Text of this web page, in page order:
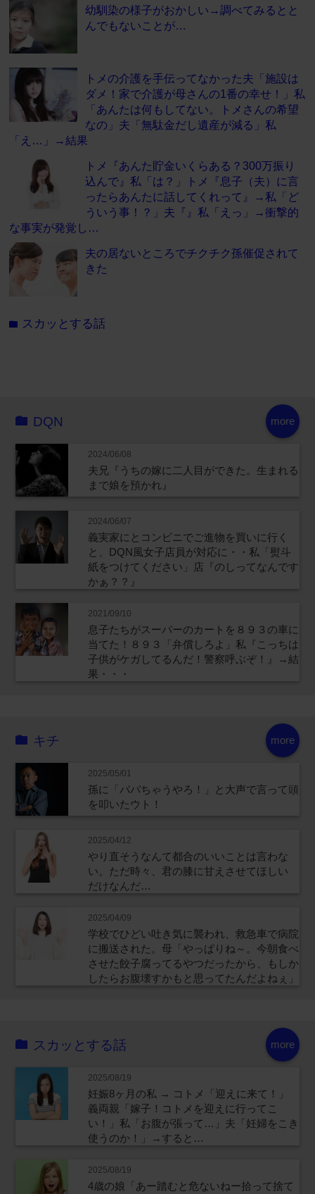
幼馴染の様子がおかしい→調べてみるとと
んでもないことが…
トメの介護を手伝ってなかった夫「施設は
ダメ！家で介護が母さんの1番の幸せ！」私
「あんたは何もしてない。トメさんの希望
なの」夫「無駄金だし遺産が減る」私
「え…」→結果
トメ『あんた貯金いくらある？300万振り
込んで』私「は？」トメ『息子（夫）に言
ったらあんたに話してくれって』→私「ど
ういう事！？」夫『』私「えっ」→衝撃的
な事実が発覚し…
夫の居ないところでチクチク孫催促されて
きた
folder スカッとする話
more
DQN
2024/06/08
夫兄『うちの嫁に二人目ができた。生まれる
まで娘を預かれ』
2024/06/07
義実家にとコンビニでご進物を買いに行く
と、DQN風女子店員が対応に・・私「熨斗
紙をつけてください」店『のしってなんです
かぁ？？』
2021/09/10
息子たちがスーパーのカートを８９３の車に
当てた！８９３「弁償しろよ」私『こっちは
子供がケガしてるんだ！警察呼ぶぞ！』→結
果・・・
more
キチ
2025/05/01
孫に「ババちゃうやろ！」と大声で言って頭
を叩いたウト！
2025/04/12
やり直そうなんて都合のいいことは言わな
い。ただ時々、君の膝に甘えさせてほしい
だけなんだ…
2025/04/09
学校でひどい吐き気に襲われ、救急車で病院
に搬送された。母「やっぱりね～。今朝食べ
させた餃子腐ってるやつだったから、もしか
したらお腹壊すかもと思ってたんだよねぇ」
more
スカッとする話
2025/08/19
妊娠8ヶ月の私 → コトメ「迎えに来て！」
義両親「嫁子！コトメを迎えに行ってこ
い！」私「お腹が張って…」夫「妊婦をこき
使うのか！」→すると…
2025/08/19
4歳の娘「あー踏むと危ないねー拾って捨て